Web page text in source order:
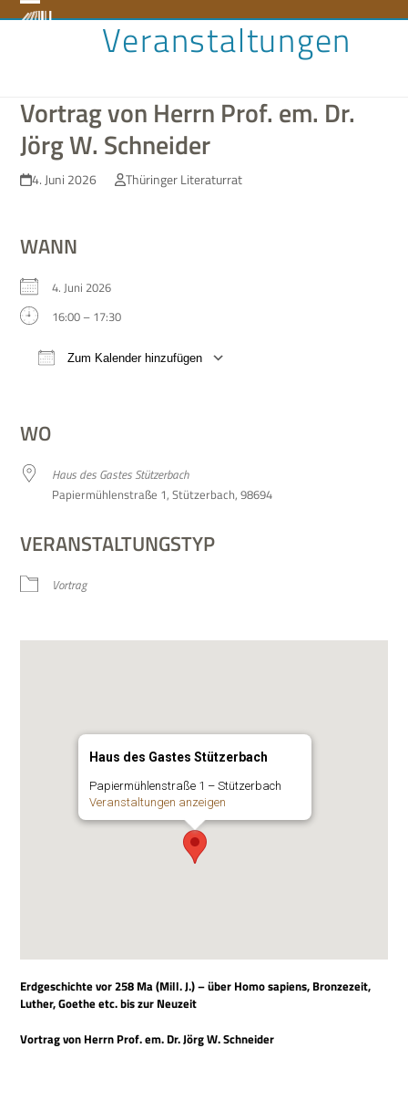
to Open
Close
Veranstaltungen
Vortrag von Herrn Prof. em. Dr.
Jörg W. Schneider
4. Juni 2026 Thüringer Literaturrat
WANN
4. Juni 2026
16:00 – 17:30
Zum Kalender hinzufügen
WO
Haus des Gastes Stützerbach
Papier­müh­len­straße 1, Stüt­zer­bach, 98694
VERANSTALTUNGSTYP
Vor­trag
Haus des Gastes Stützerbach
Papier­müh­len­straße 1 – Stützerbach
Ver­an­stal­tun­gen anzeigen
Erd­ge­schichte vor 258 Ma (Mill. J.) – über Homo sapi­ens, Bron­ze­zeit,
Luther, Goe­the etc. bis zur Neuzeit
Vor­trag von Herrn Prof. em. Dr. Jörg W. Schneider